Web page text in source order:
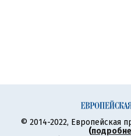
© 2014-2022, Европейская
(